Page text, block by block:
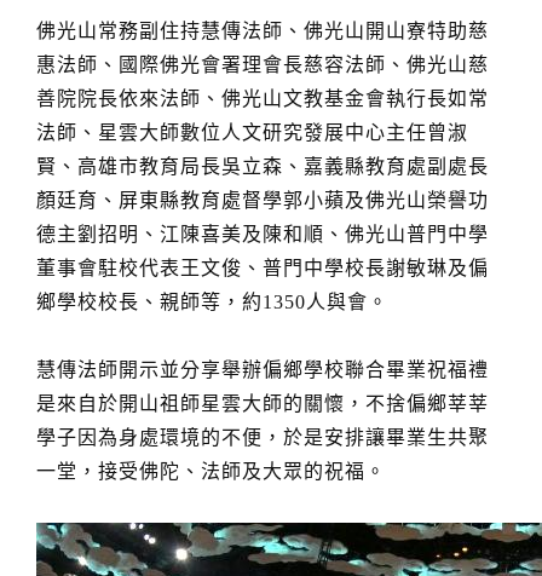
佛光山常務副住持慧傳法師、佛光山開山寮特助慈
惠法師、國際佛光會署理會長慈容法師、佛光山慈
善院院長依來法師、佛光山文教基金會執行長如常
法師、星雲大師數位人文研究發展中心主任曾淑
賢、高雄市教育局長吳立森、嘉義縣教育處副處長
顏廷育、屏東縣教育處督學郭小蘋及佛光山榮譽功
德主劉招明、江陳喜美及陳和順、佛光山普門中學
董事會駐校代表王文俊、普門中學校長謝敏琳及偏
鄉學校校長、親師等，約1350人與會。
慧傳法師開示並分享舉辦偏鄉學校聯合畢業祝福禮
是來自於開山祖師星雲大師的關懷，不捨偏鄉莘莘
學子因為身處環境的不便，於是安排讓畢業生共聚
一堂，接受佛陀、法師及大眾的祝福。